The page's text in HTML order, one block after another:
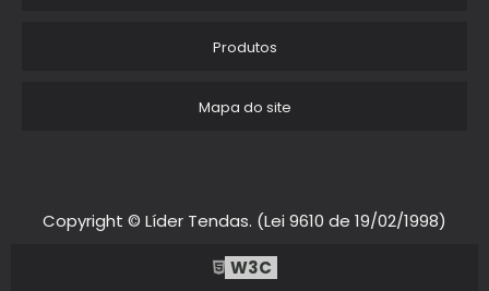
FABRICANTE DE TENDAS SANFONADAS
Produtos
Mapa do site
Copyright © Líder Tendas. (Lei 9610 de 19/02/1998)
W3C